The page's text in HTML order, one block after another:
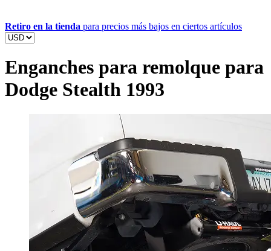
Retiro en la tienda para precios más bajos en ciertos artículos
Enganches para remolque para
Dodge Stealth 1993